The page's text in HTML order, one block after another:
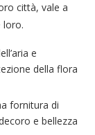
città, vale a
loro.
e
della flora
fornitura di
e bellezza